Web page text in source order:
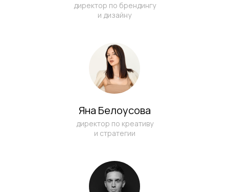
директор по брендингу
и дизайну
Яна Белоусова
директор по креативу
и стратегии
в течение рабочего часа
ЕСТЬ ЗАДАЧА
ПО МАРКЕТИНГУ